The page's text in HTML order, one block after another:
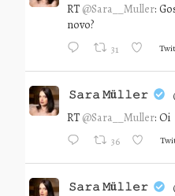
RT @Sara__Muller:
novo?
31
𝚂𝚊𝚛𝚊 𝙼ü𝚕𝚕𝚎𝚛
RT @Sara__Muller: Oi
36
𝚂𝚊𝚛𝚊 𝙼ü𝚕𝚕𝚎𝚛